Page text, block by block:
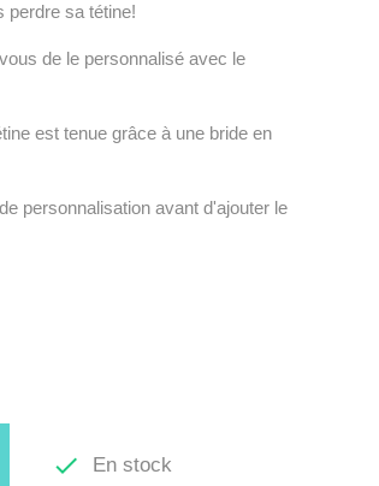
perdre sa tétine!
de le personnalisé avec le
est tenue grâce à une bride en
personnalisation avant d'ajouter le
 En stock